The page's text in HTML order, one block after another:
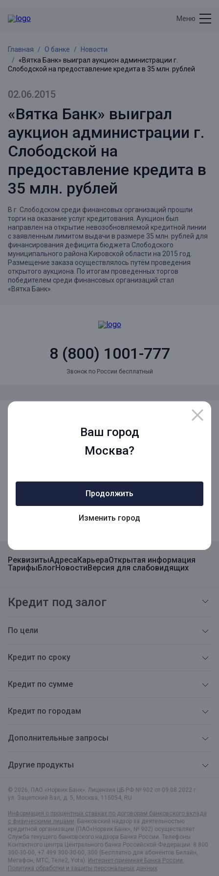
Ваш город
Москва?
Продолжить
Изменить город
Меню
Главная О банке
Новости
«Вятка Банк» выиграл аукцион администрации г.
Слободской на предоставление кредита в 35 млн. рублей
02.06.2015
«Вятка Банк» выиграл
аукцион администрации г.
Слободской на
предоставление кредита в
35 млн. рублей
В г. Слободском среди финансовых организаций прошли
торги на оказание услуг кредитования. Аукцион был
направлен на открытие невозобновляемой кредитной линии
с заявленным лимитом выдачи в размере 35 млн. рублей для
финансирования дефицита бюджета Слободского
муниципального района Кировской области на 2015 год.
Размещение заказа осуществлялось путём проведения
открытого аукциона. По итогам проведенных торгов
победителем среди финансовых организаций стал
«Вятка Банк».
8 (800) 1001-777
Звонок по России бесплатный
© 2026, ПАО «Норвик Банк». Лицензия ЦБ РФ № 902 от 09.08.2022 г.
ул. Зацепский Вал, д. 5, Москва, 115054, RU
Информация о процентных ставках по договорам банковского вклада
с физическими лицами. Банковский надзор за деятельностью
кредитной организации (ПАО«Норвик Банк», № 902) осуществляет
Служба текущего банковского надзора Банка России. Телефоны
Контактного центра Центрального банка Российской Федерации: 8 800
300-30-00, +7 499 300-30-00, 300 (Бесплатно для абонентов Билайн,
Мегафон, МТС, Теле2, Yota). Интернет-приемная Банка России.
Политика обработки и защиты персональных данных
РеквизитыАдресаКарьераОткрытая информация
ТарифыБлогНовостиВерсия для слабовидящих
Кредит под залог
По цели
Кредит по сроку
Кредит по сумме
Кредит по городам
Дополнительные запросы
Другие продукты
Мобильное приложение для Бизнеса